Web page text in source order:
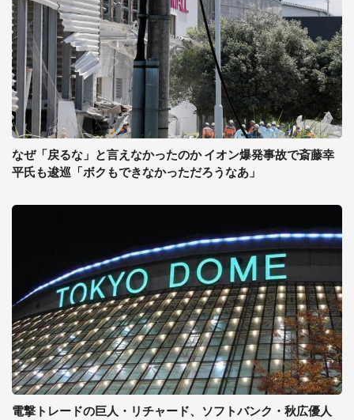
なぜ「戻るな」と言えなかったのか イオン爆発事故で斎藤幸
平氏も逡巡「ボクもできなかっただろうなあ」
電撃トレードの巨人・リチャード、ソフトバンク・秋広優人